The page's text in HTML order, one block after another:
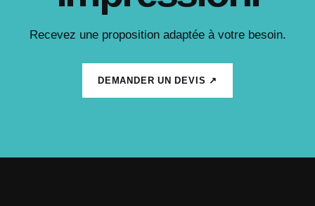
Recevez une proposition adaptée à votre besoin.
DEMANDER UN DEVIS ↗